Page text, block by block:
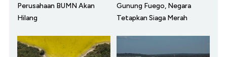
Perusahaan BUMN Akan
Hilang
Gunung Fuego, Negara
Tetapkan Siaga Merah